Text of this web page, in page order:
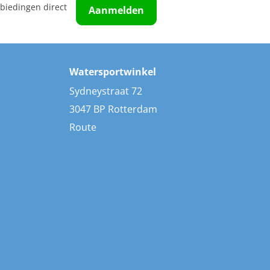
direct
Aanmelden
Watersportwinkel
Sydneystraat 72
3047 BP Rotterdam
Route